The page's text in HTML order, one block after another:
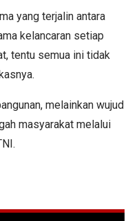
yang terjalin antara
kelancaran setiap
tentu semua ini tidak
melainkan wujud
masyarakat melalui